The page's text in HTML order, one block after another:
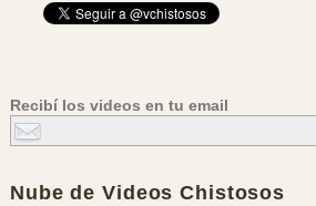
Recibí los videos en tu email
Nube deVideos Chistosos